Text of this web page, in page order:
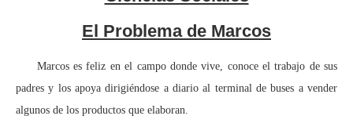
El Problema de Marcos
Marcos es feliz en el campo donde vive, conoce el trabajo de sus
padres y los apoya dirigiéndose a diario al terminal de buses a vender
algunos de los productos que elaboran.